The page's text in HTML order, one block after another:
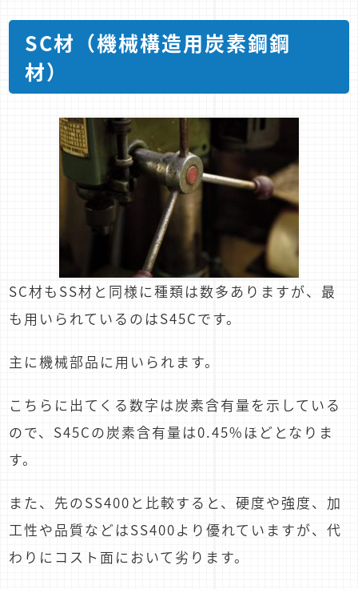
SC材（機械構造用炭素鋼鋼
材）
SC材もSS材と同様に種類は数多ありますが、最
も用いられているのはS45Cです。
主に機械部品に用いられます。
こちらに出てくる数字は炭素含有量を示している
ので、S45Cの炭素含有量は0.45%ほどとなりま
す。
また、先のSS400と比較すると、硬度や強度、加
工性や品質などはSS400より優れていますが、代
わりにコスト面において劣ります。